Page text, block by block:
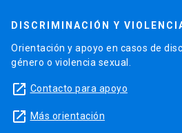
DISCRIMINACIÓN Y
Orientación y apoyo en casos de
género o violencia sexual.
launch Contacto para apoyo
launch Más orientación